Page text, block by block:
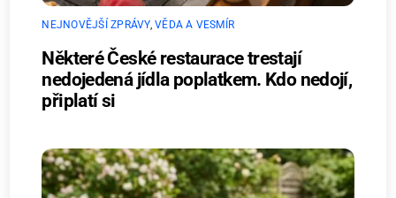
NEJNOVĚJŠÍ ZPRÁVY,VĚDA A VESMÍR
Některé České restaurace trestají
nedojedená jídla poplatkem. Kdo nedojí,
připlatí si